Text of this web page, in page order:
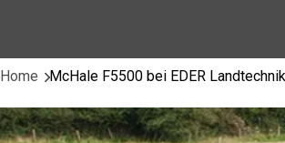
Home McHale F5500 bei EDER Landtechnik